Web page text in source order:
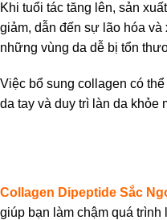
Khi tuổi tác tăng lên, sản
giảm, dẫn đến sự lão hóa
những vùng da dễ bị tổn
Việc bổ sung collagen có
da tay và duy trì làn da khỏe
Collagen Dipeptide Sắc
giúp bạn làm chậm quá